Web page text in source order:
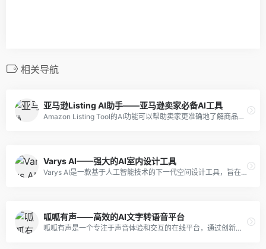
相关导航
亚马逊Listing AI助手——亚马逊卖家必备AI工具
Amazon Listing Tool的AI功能可以帮助卖家更准确地了解商品的销售情况和发展趋势，是亚马逊卖家不可或缺的工具。
Varys AI——强大的AI室内设计工具
Varys AI是一款基于人工智能技术的下一代空间设计工具，旨在帮助用户快速创建高质量的室内设计方案，并提供实时渲染和交互式体验。
呱呱有声——高效的AI文字转语音平台
呱呱有声是一个专注于声音体验和交互的在线平台，通过创新的技术手段和优质的内容服务，为用户提供丰富的高品质声音内容。